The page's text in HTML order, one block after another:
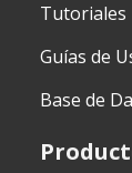
Tutoriales
Guías de
Base de